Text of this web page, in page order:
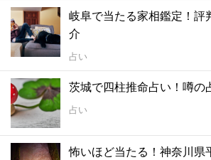
岐阜で当たる家相鑑定！評
介
占い
茨城で四柱推命占い！噂の
占い
怖いほど当たる！神奈川県